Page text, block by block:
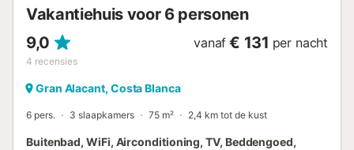
Vakantiehuis voor 6 personen
9,0
4 recensies
vanaf € 131 per nacht
Gran Alacant, Costa Blanca
6 pers. 3 slaapkamers 75 m² 2,4 km tot de kust
Buitenbad, WiFi, Airconditioning, TV, Beddengoed,